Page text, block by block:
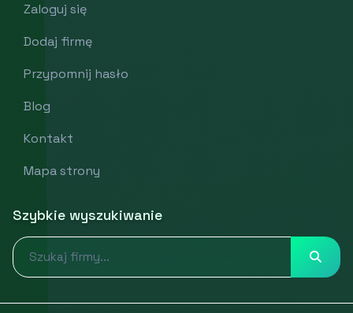
Zaloguj się
Dodaj firmę
Przypomnij hasło
Blog
Kontakt
Mapa strony
Szybkie wyszukiwanie